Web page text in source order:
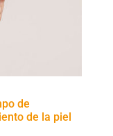
de
de la piel